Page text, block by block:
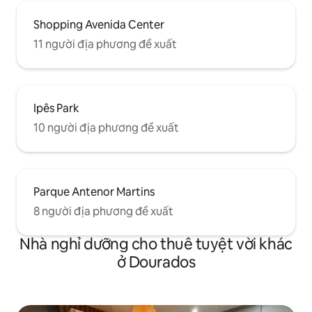
Shopping Avenida Center
11 người địa phương đề xuất
Ipês Park
10 người địa phương đề xuất
Parque Antenor Martins
8 người địa phương đề xuất
Nhà nghỉ dưỡng cho thuê tuyệt vời khác
ở Dourados